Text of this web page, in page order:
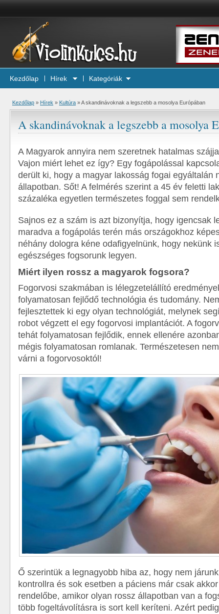
Kezdőlap Hírek Kategóriák
Kezdőlap » Hírek » Kultúra »A skandinávoknak a legszebb a mosolya Európában
A skandinávoknak a legszebb a mosolya
A Magyarok annyira nem szeretnek hatalmas
Vajon miért lehet ez így? Egy fogápolással
derült ki, hogy a magyar lakosság fogai egyáltalán
állapotban. Sőt! A felmérés szerint a 45 év feletti
százaléka egyetlen természetes foggal sem
Sajnos ez a szám is azt bizonyítja, hogy igencsak
maradva a fogápolás terén más országokhoz
néhány dologra kéne odafigyelnünk, hogy nekünk
egészséges fogsorunk legyen.
Miért ilyen rossz a magyarok fogsora?
Fogorvosi szakmában is lélegzetelállító
folyamatosan fejlődő technológia és tudomány.
fejlesztettek ki egy olyan technológiát, melynek
robot végzett el egy fogorvosi implantációt. A
tehát folyamatosan fejlődik, ennek ellenére
mégis folyamatosan romlanak. Természetesen
várni a fogorvosoktól!
Ő szerintük a legnagyobb hiba az, hogy nem
kontrollra és sok esetben a páciens már csak
rendelőbe, amikor olyan rossz állapotban van a
több fogeltávolításra is sort kell keríteni. Azért